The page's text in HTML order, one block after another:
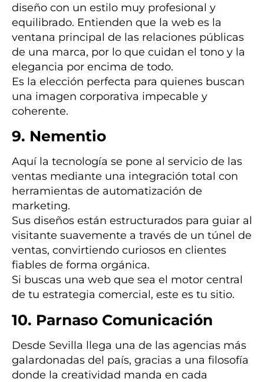
diseño con un estilo muy profesional y
equilibrado. Entienden que la web es la
ventana principal de las relaciones públicas
de una marca, por lo que cuidan el tono y la
elegancia por encima de todo.
Es la elección perfecta para quienes buscan
una imagen corporativa impecable y
coherente.
9. Nementio
Aquí la tecnología se pone al servicio de las
ventas mediante una integración total con
herramientas de automatización de
marketing.
Sus diseños están estructurados para guiar al
visitante suavemente a través de un túnel de
ventas, convirtiendo curiosos en clientes
fiables de forma orgánica.
Si buscas una web que sea el motor central
de tu estrategia comercial, este es tu sitio.
10. Parnaso Comunicación
Desde Sevilla llega una de las agencias más
galardonadas del país, gracias a una filosofía
donde la creatividad manda en cada